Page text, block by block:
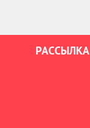
РАССЫЛКА